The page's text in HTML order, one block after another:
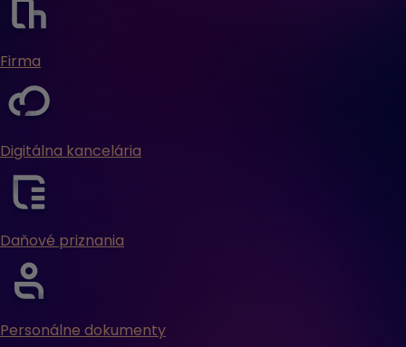
Firma
Digitálna kancelária
Daňové priznania
Personálne dokumenty